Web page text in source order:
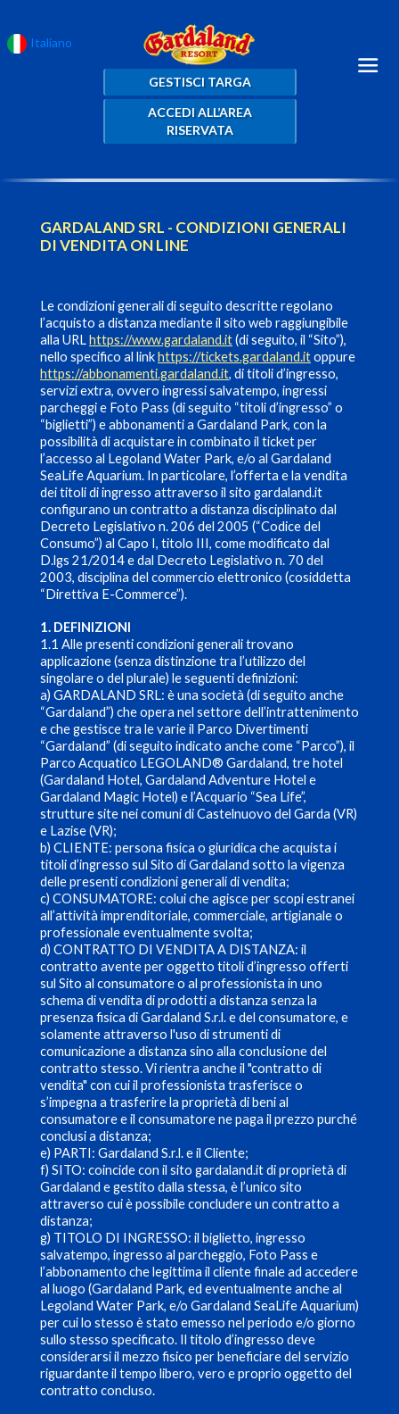
Italiano
GESTISCI TARGA
ACCEDI ALL’AREA
RISERVATA
GARDALAND SRL - CONDIZIONI GENERALI
DI VENDITA ON LINE
Le condizioni generali di seguito descritte regolano
l’acquisto a distanza mediante il sito web raggiungibile
alla URLhttps://www.gardaland.it(di seguito, il “Sito”),
nello specifico al linkhttps://tickets.gardaland.itoppure
https://abbonamenti.gardaland.it, di titoli d’ingresso,
servizi extra, ovvero ingressi salvatempo, ingressi
parcheggi e Foto Pass (di seguito “titoli d’ingresso” o
“biglietti”) e abbonamenti a Gardaland Park, con la
possibilità di acquistare in combinato il ticket per
l’accesso al Legoland Water Park, e/o al Gardaland
SeaLife Aquarium. In particolare, l’offerta e la vendita
dei titoli di ingresso attraverso il sito gardaland.it
configurano un contratto a distanza disciplinato dal
Decreto Legislativo n. 206 del 2005 (“Codice del
Consumo”) al Capo I, titolo III, come modificato dal
D.lgs 21/2014 e dal Decreto Legislativo n. 70 del
2003, disciplina del commercio elettronico (cosiddetta
“Direttiva E-Commerce”).
1. DEFINIZIONI
1.1 Alle presenti condizioni generali trovano
applicazione (senza distinzione tra l’utilizzo del
singolare o del plurale) le seguenti definizioni:
a) GARDALAND SRL: è una società (di seguito anche
“Gardaland”) che opera nel settore dell’intrattenimento
e che gestisce tra le varie il Parco Divertimenti
“Gardaland” (di seguito indicato anche come “Parco”), il
Parco Acquatico LEGOLAND® Gardaland, tre hotel
(Gardaland Hotel, Gardaland Adventure Hotel e
Gardaland Magic Hotel) e l’Acquario “Sea Life”,
strutture site nei comuni di Castelnuovo del Garda (VR)
e Lazise (VR);
b) CLIENTE: persona fisica o giuridica che acquista i
titoli d’ingresso sul Sito di Gardaland sotto la vigenza
delle presenti condizioni generali di vendita;
c) CONSUMATORE: colui che agisce per scopi estranei
all’attività imprenditoriale, commerciale, artigianale o
professionale eventualmente svolta;
d) CONTRATTO DI VENDITA A DISTANZA: il
contratto avente per oggetto titoli d’ingresso offerti
sul Sito al consumatore o al professionista in uno
schema di vendita di prodotti a distanza senza la
presenza fisica di Gardaland S.r.l. e del consumatore, e
solamente attraverso l'uso di strumenti di
comunicazione a distanza sino alla conclusione del
contratto stesso. Vi rientra anche il "contratto di
vendita" con cui il professionista trasferisce o
s’impegna a trasferire la proprietà di beni al
consumatore e il consumatore ne paga il prezzo purché
conclusi a distanza;
e) PARTI: Gardaland S.r.l. e il Cliente;
f) SITO: coincide con il sito gardaland.it di proprietà di
Gardaland e gestito dalla stessa, è l’unico sito
attraverso cui è possibile concludere un contratto a
distanza;
g) TITOLO DI INGRESSO: il biglietto, ingresso
salvatempo, ingresso al parcheggio, Foto Pass e
l’abbonamento che legittima il cliente finale ad accedere
al luogo (Gardaland Park, ed eventualmente anche al
Legoland Water Park, e/o Gardaland SeaLife Aquarium)
per cui lo stesso è stato emesso nel periodo e/o giorno
sullo stesso specificato. Il titolo d’ingresso deve
considerarsi il mezzo fisico per beneficiare del servizio
riguardante il tempo libero, vero e proprio oggetto del
contratto concluso.